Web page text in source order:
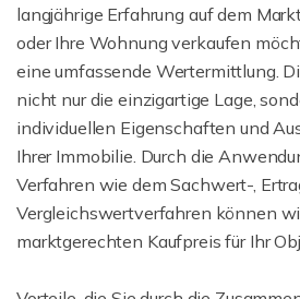
langjährige Erfahrung auf dem
oder Ihre Wohnung verkaufen
eine umfassende Wertermittlung.
nicht nur die einzigartige Lage,
individuellen Eigenschaften und
Ihrer Immobilie. Durch die
Verfahren wie dem Sachwert-,
Vergleichswertverfahren können
marktgerechten Kaufpreis für Ihr